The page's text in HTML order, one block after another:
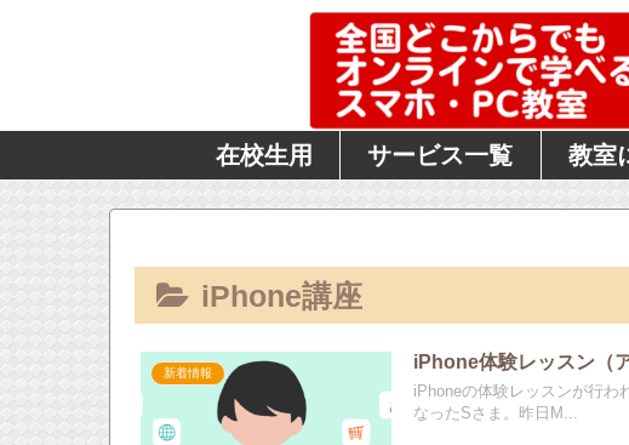
在校生用 サービス一覧 教室
iPhone講座
新着情報
iPhone体験レッスン（
iPhoneの体験レッスンが行わ
なったSさま。昨日M...